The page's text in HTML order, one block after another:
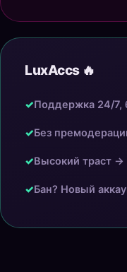
LuxAccs 🔥
✓Поддержка 24/7,
✓Без
✓Высокий траст
✓Бан? Новый